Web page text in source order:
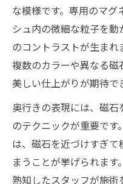
プラネットネ
剥がしやすい
ネイルサロン
な模様です。専用のマグ
シュ内の微細な粒子を
のコントラストが生まれ
複数のカラーや異なる
美しい仕上がりが期待で
奥行きの表現には、磁
のテクニックが重要で
は、磁石を近づけすぎて
まうことが挙げられま
熟知したスタッフが施